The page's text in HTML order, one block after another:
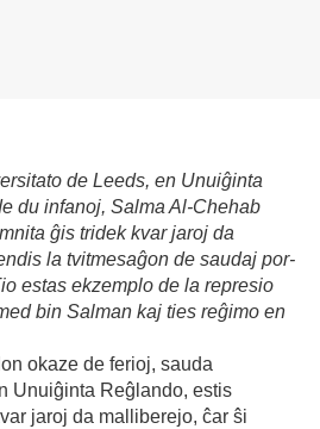
de Leeds, en Unuiĝinta
du infanoj, Salma Al-Chehab
ĝis tridek kvar jaroj da
la tvitmesaĝon de saudaj por-
estas ekzemplo de la represio
bin Salman kaj ties reĝimo en
okaze de ferioj, sauda
Unuiĝinta Reĝlando, estis
jaroj da malliberejo, ĉar ŝi